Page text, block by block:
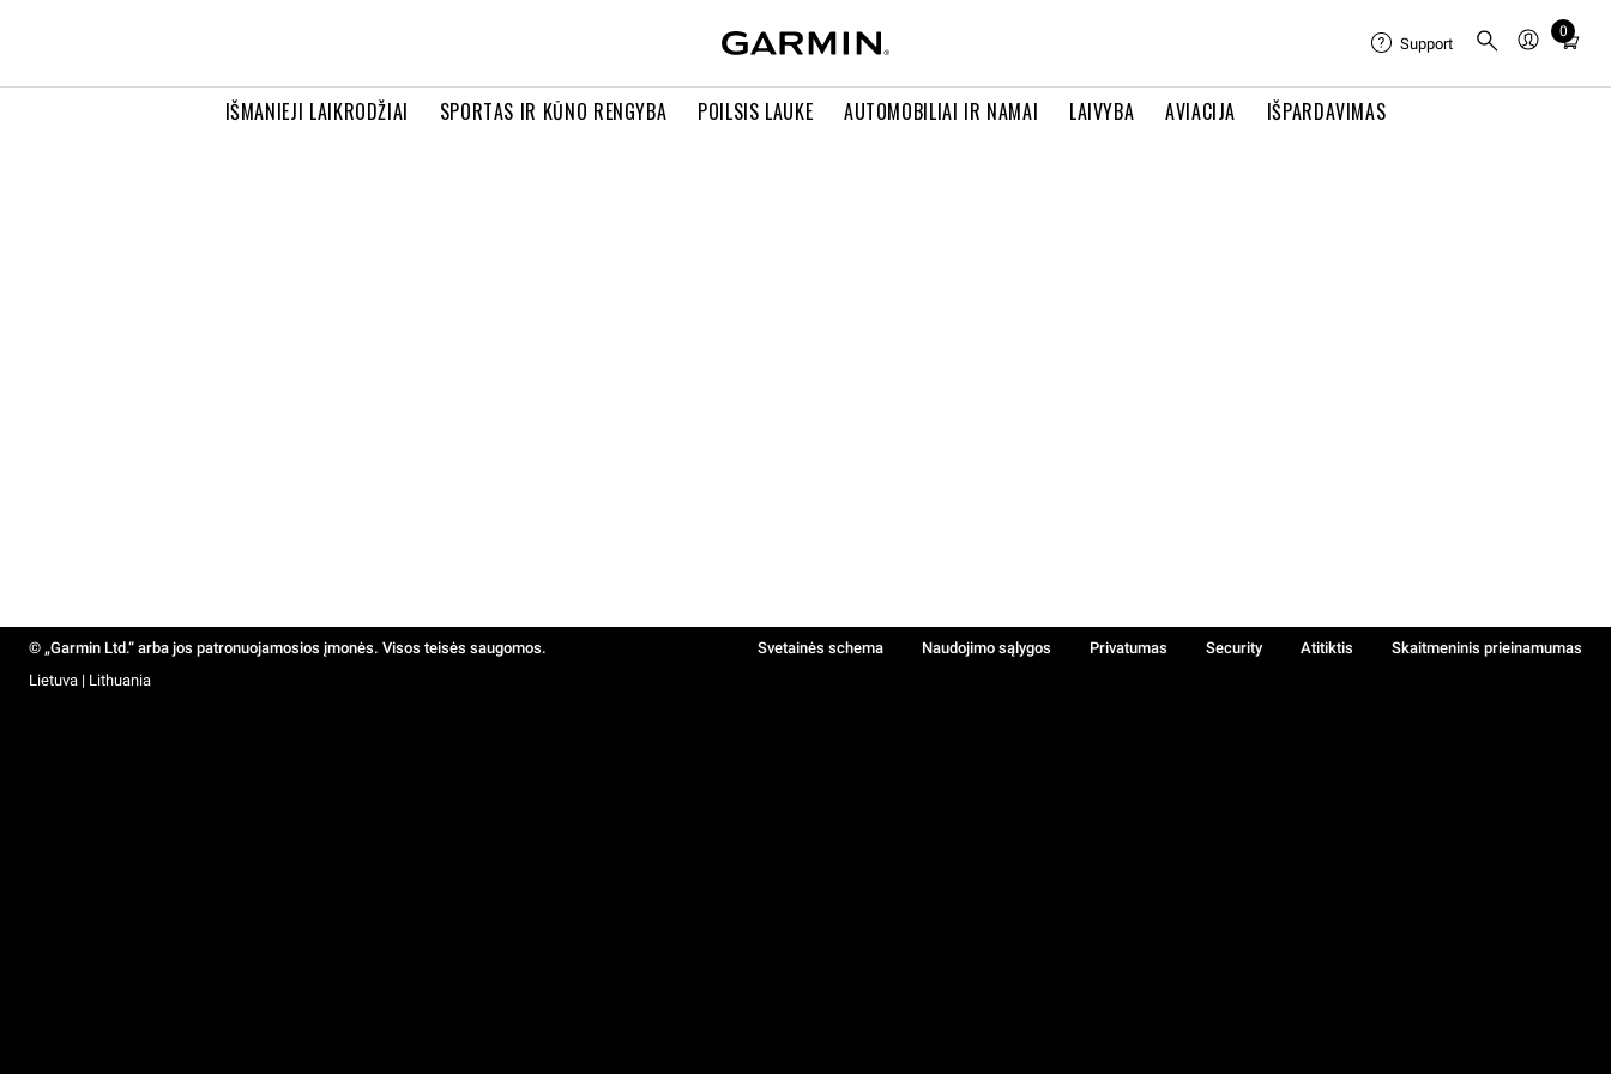
IŠMANIEJI LAIKRODŽIAI SPORTAS IR KŪNO RENGYBA POILSIS LAUKE AUTOMOBILIAI IR NAMAI LAIVYBA AVIACIJA IŠPARDAVIMAS
Support
0
Total
in
© „Garmin Ltd.“ arba jos patronuojamosios įmonės. Visos teisės saugomos. Svetainės schema Naudojimo sąlygos Privatumas Security Atitiktis
Skaitmeninis prieinamumas
Lietuva | Lithuania